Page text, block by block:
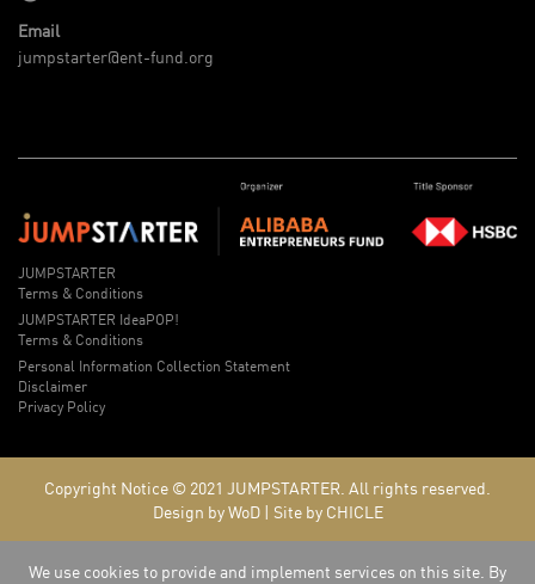
Email
jumpstarter@ent-fund.org
JUMPSTARTER
Terms & Conditions
JUMPSTARTER IdeaPOP!
Terms & Conditions
Personal Information Collection Statement
Disclaimer
Privacy Policy
Copyright Notice © 2021 JUMPSTARTER. All rights reserved.
Design by WoD| Site by CHICLE
We use cookies to provide and implement services on this site. By